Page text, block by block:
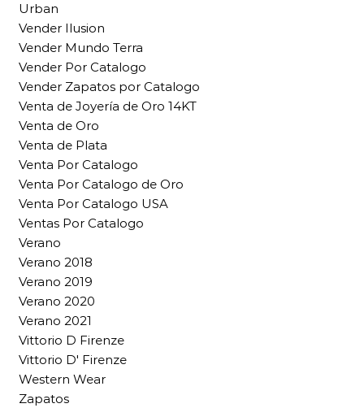
Urban
Vender Ilusion
Vender Mundo Terra
Vender Por Catalogo
Vender Zapatos por Catalogo
Venta de Joyería de Oro 14KT
Venta de Oro
Venta de Plata
Venta Por Catalogo
Venta Por Catalogo de Oro
Venta Por Catalogo USA
Ventas Por Catalogo
Verano
Verano 2018
Verano 2019
Verano 2020
Verano 2021
Vittorio D Firenze
Vittorio D' Firenze
Western Wear
Zapatos